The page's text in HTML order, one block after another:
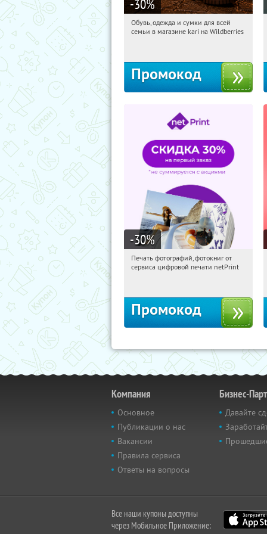
-30%
06:39:18 Получили:
Обувь, одежда и сумки для всей
семьи в магазине kari на Wildberries
Промокод
-30%
06:39:18 Получили:
Печать фотографий, фотокниг от
сервиса цифровой печати netPrint
Промокод
Компания
Основное
Публикации о нас
Вакансии
Правила сервиса
Ответы на вопросы
Бизнес-
Давайте
Все наши купоны доступны
через Мобильное Приложение: